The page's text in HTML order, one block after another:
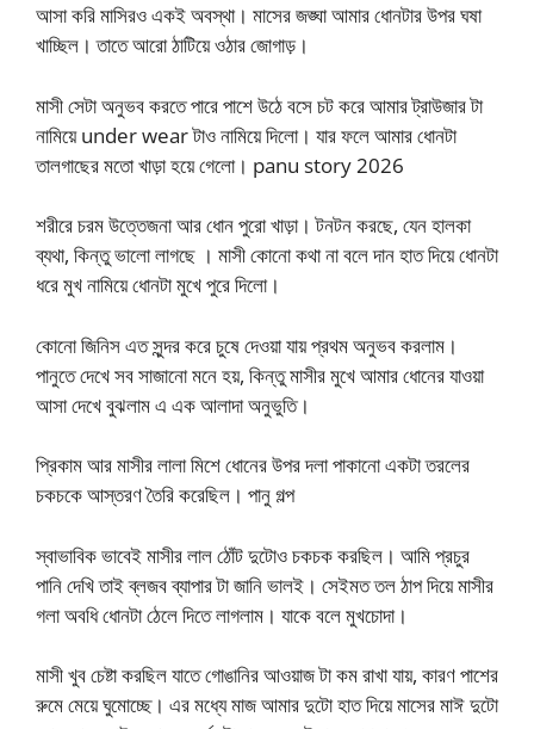
আসা করি মাসিরও একই অবস্থা। মাসের জঙ্ঘা আমার ধোনটার উপর ঘষা
খাচ্ছিল। তাতে আরো ঠাটিয়ে ওঠার জোগাড়।
মাসী সেটা অনুভব করতে পারে পাশে উঠে বসে চট করে আমার ট্রাউজার টা
নামিয়ে under wear টাও নামিয়ে দিলো। যার ফলে আমার ধোনটা
তালগাছের মতো খাড়া হয়ে গেলো। panu story 2026
শরীরে চরম উত্তেজনা আর ধোন পুরো খাড়া। টনটন করছে, যেন হালকা
ব্যথা, কিন্তু ভালো লাগছে । মাসী কোনো কথা না বলে দান হাত দিয়ে ধোনটা
ধরে মুখ নামিয়ে ধোনটা মুখে পুরে দিলো।
কোনো জিনিস এত সুন্দর করে চুষে দেওয়া যায় প্রথম অনুভব করলাম।
পানুতে দেখে সব সাজানো মনে হয়, কিন্তু মাসীর মুখে আমার ধোনের যাওয়া
আসা দেখে বুঝলাম এ এক আলাদা অনুভুতি।
প্রিকাম আর মাসীর লালা মিশে ধোনের উপর দলা পাকানো একটা তরলের
চকচকে আস্তরণ তৈরি করেছিল। পানু গল্প
স্বাভাবিক ভাবেই মাসীর লাল ঠোঁট দুটোও চকচক করছিল। আমি প্রচুর
পানি দেখি তাই ব্লজব ব্যাপার টা জানি ভালই। সেইমত তল ঠাপ দিয়ে মাসীর
গলা অবধি ধোনটা ঠেলে দিতে লাগলাম। যাকে বলে মুখচোদা।
মাসী খুব চেষ্টা করছিল যাতে গোঙানির আওয়াজ টা কম রাখা যায়, কারণ পাশের
রুমে মেয়ে ঘুমোচ্ছে। এর মধ্যে মাজ আমার দুটো হাত দিয়ে মাসের মাঈ দুটো